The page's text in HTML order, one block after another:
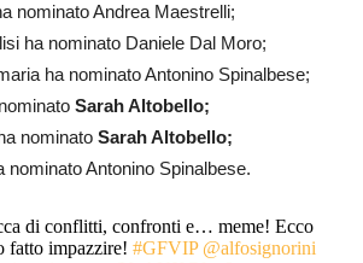
nominato Andrea Maestrelli;
ha nominato Daniele Dal Moro;
ha nominato Antonino Spinalbese;
Sarah Altobello;
nominato Sarah Altobello;
nominato Antonino Spinalbese.
di conflitti, confronti e… meme! Ecco
fatto impazzire!#GFVIP @alfosignorini